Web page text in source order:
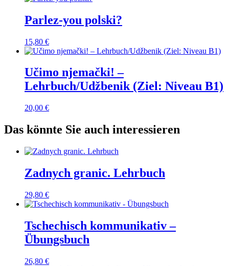
Parlez-you polski?
15,80 €
Učimo njemački! –
Lehrbuch/Udžbenik (Ziel: Niveau B1)
20,00 €
Das könnte Sie auch interessieren
Zadnych granic. Lehrbuch
29,80 €
Tschechisch kommunikativ –
Übungsbuch
26,80 €